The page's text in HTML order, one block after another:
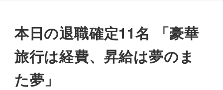
本日の退職確定11名 「豪華
旅行は経費、昇給は夢のま
た夢」